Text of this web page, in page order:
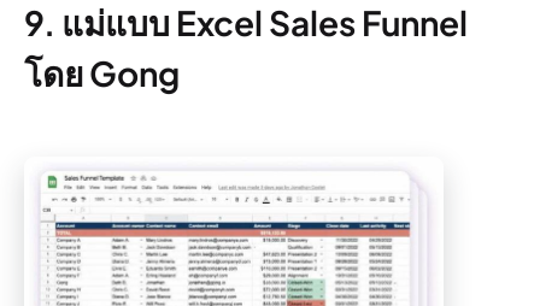
9. แม่แบบ Excel Sales Funnel
โดย Gong